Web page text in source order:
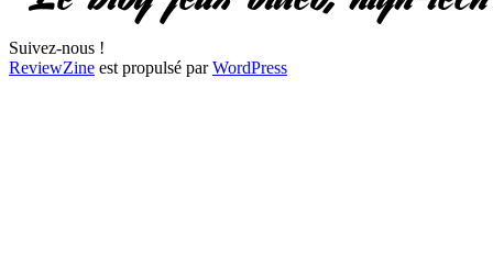
Suivez-nous !
ReviewZine est propulsé parWordPress